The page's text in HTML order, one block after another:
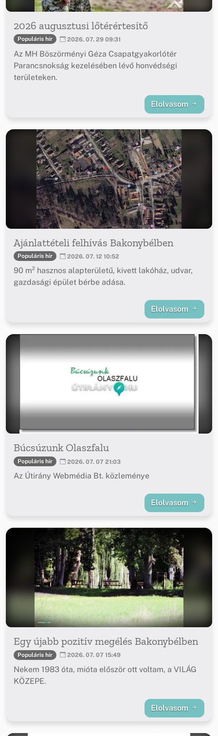
2026 augusztusi lőtérértesítő
Populáris hír 2026. 07. 29 09:31
Az MH Böszörményi Géza Csapatgyakorlótér
Parancsnokság kezelésében lévő honvédségi
területeken.
Elolvasom
Ajánlattételi felhívás Bakonybélben
Populáris hír 2026. 07. 12 10:52
90 m² hasznos alapterületű, kivett lakóház, udvar,
gazdasági épület bérbe adása.
Elolvasom
Búcsúzunk Olaszfalu
Populáris hír 2026. 07. 07 21:03
Az Útirány Webmédia Bt. közleménye
Elolvasom
Egy újabb pozitív megélés Bakonybélben
Populáris hír 2026. 07. 07 15:49
Nekem 1983 óta, mióta először ott voltam, a VILÁG
KÖZEPE.
Elolvasom